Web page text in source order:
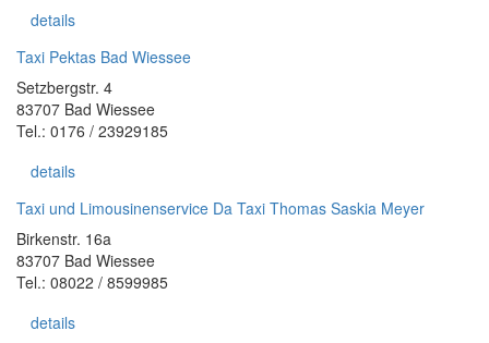
details
Taxi Pektas Bad Wiessee
Setzbergstr. 4
83707 Bad Wiessee
Tel.: 0176 / 23929185
details
Taxi und Limousinenservice Da Taxi Thomas Saskia Meyer
Birkenstr. 16a
83707 Bad Wiessee
Tel.: 08022 / 8599985
details